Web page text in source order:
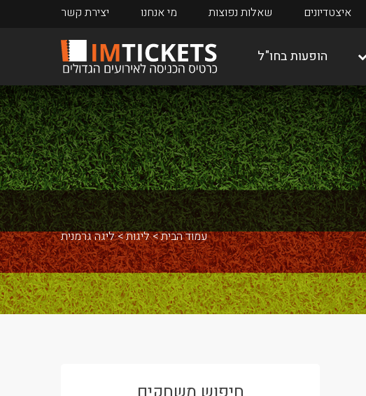
איצטדיונים שאלות נפוצות מי אנחנו יצירת קשר
הופעות בחו"ל
ליגה גרמנית ליגות עמוד הבית